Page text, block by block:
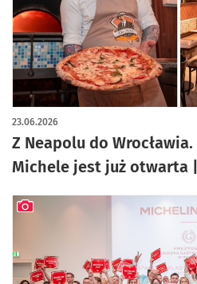
Z Neapolu do
Michele jest już otwarta |
23.06.2026